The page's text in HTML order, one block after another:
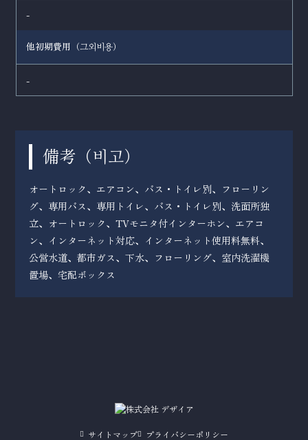
-
他初期費用（그외비용）
-
備考（ 비고）
オートロック、エアコン、バス・トイレ別、フローリン
グ、専用バス、専用トイレ、バス・トイレ別、洗面所独
立、オートロック、TVモニタ付インターホン、エアコ
ン、インターネット対応、インターネット使用料無料、
公営水道、都市ガス、下水、フローリング、室内洗濯機
置場、宅配ボックス
サイトマップ プライバシーポリシー